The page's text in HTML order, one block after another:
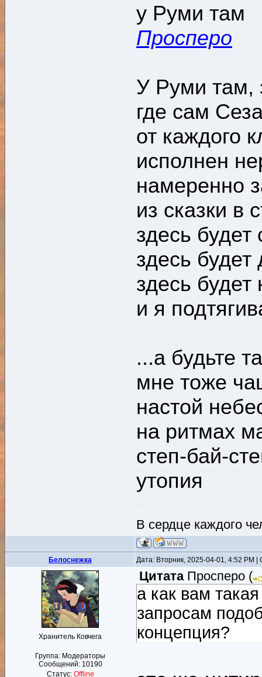
у
Просперо
У Руми там,
где сам
от каждого
исполнен
намеренно
из сказки
здесь будет
здесь будет
здесь будет
и я
...а будьте
мне тоже
настой
на ритмах
степ-бай-
утопия
В сердце каждого
Белоснежка Дата: Вторник, 2025-04-01, 4:52 PM
Хранитель Ковчега
Группа: Модераторы
Сообщений: 10190
Статус: Offline
Цитата Просперо (
а как вам
запросам
концепция?